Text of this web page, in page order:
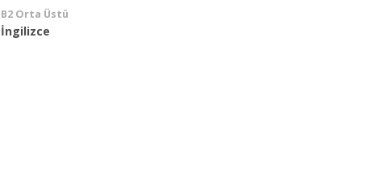
B2 Orta Üstü
İngilizce